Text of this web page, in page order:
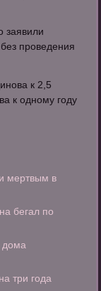
заявили
проведения
к 2,5
к одному году
мертвым в
бегал по
дома
три года